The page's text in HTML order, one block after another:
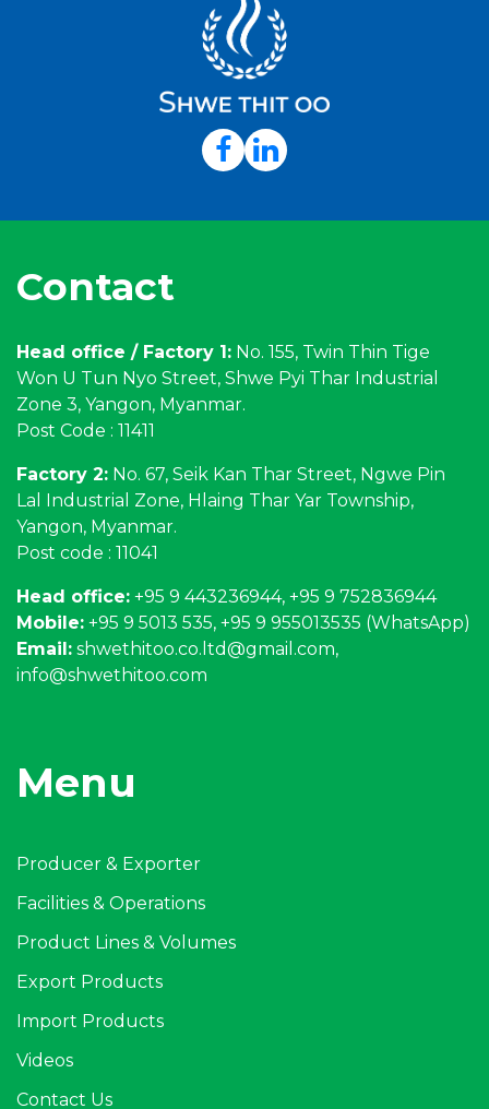
Contact
Head office / Factory 1: No. 155, Twin Thin Tige
Won U Tun Nyo Street, Shwe Pyi Thar Industrial
Zone 3, Yangon, Myanmar.
Post Code : 11411
Factory 2: No. 67, Seik Kan Thar Street, Ngwe Pin
Lal Industrial Zone, Hlaing Thar Yar Township,
Yangon, Myanmar.
Post code : 11041
Head office: +95 9 443236944, +95 9 752836944
Mobile: +95 9 5013 535, +95 9 955013535 (WhatsApp)
Email: shwethitoo.co.ltd@gmail.com,
info@shwethitoo.com
Menu
Producer & Exporter
Facilities & Operations
Product Lines & Volumes
Export Products
Import Products
Videos
Contact Us